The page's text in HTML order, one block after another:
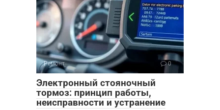
Ремонт 0
Электронный стояночный
тормоз: принцип работы,
неисправности и устранение